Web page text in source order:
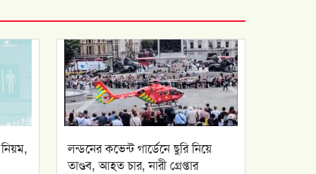
লন্ডনের কভেন্ট গার্ডেনে ছুরি নিয়ে
তাণ্ডব, আহত চার, নারী গ্রেপ্তার